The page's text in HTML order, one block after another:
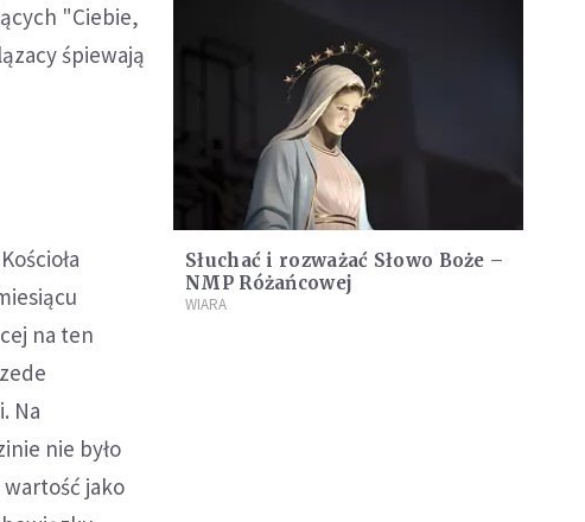
"Ciebie,
śpiewają
na ten
Na
nie było
jako
Słuchać i rozważać Słowo Boże –
NMP Różańcowej
WIARA